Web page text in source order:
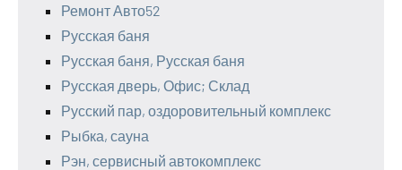
Ремонт Авто52
Русская баня
Русская баня, Русская баня
Русская дверь, Офис; Склад
Русский пар, оздоровительный комплекс
Рыбка, сауна
Рэн, сервисный автокомплекс